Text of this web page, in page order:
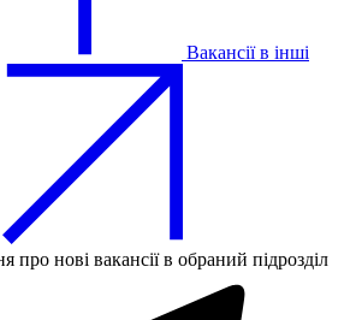
Вакансії в інші
нові вакансії в обраний підрозділ